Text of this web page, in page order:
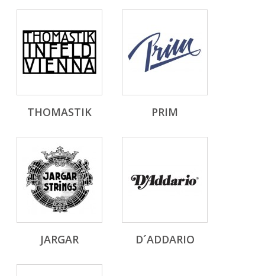
THOMASTIK PRIM
JARGAR D´ADDARIO